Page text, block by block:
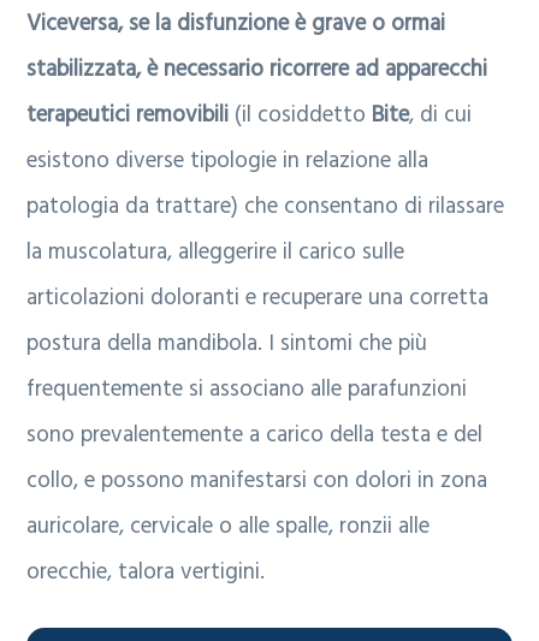
Viceversa, se la disfunzione è grave o ormai
stabilizzata, è necessario ricorrere ad apparecchi
terapeutici removibili (il cosiddetto Bite, di cui
esistono diverse tipologie in relazione alla
patologia da trattare) che consentano di rilassare
la muscolatura, alleggerire il carico sulle
articolazioni doloranti e recuperare una corretta
postura della mandibola. I sintomi che più
frequentemente si associano alle parafunzioni
sono prevalentemente a carico della testa e del
collo, e possono manifestarsi con dolori in zona
auricolare, cervicale o alle spalle, ronzii alle
orecchie, talora vertigini.